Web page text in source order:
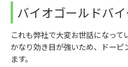
バイオゴールドバ
これも弊社で大変お世話になって
かなり効き目が強いため、ドーピ
ます。